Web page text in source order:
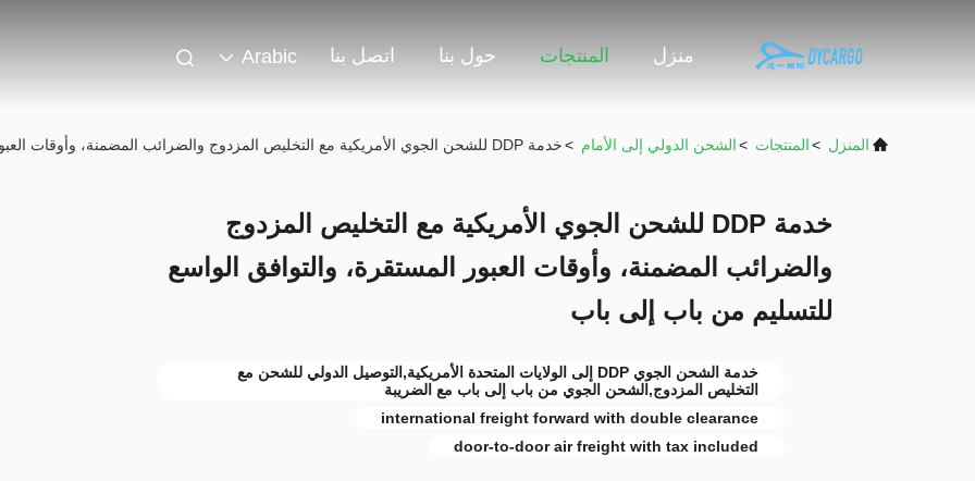
منزل المنتجات حول بنا اتصل بنا Arabic
المنزل >المنتجات >الشحن الدولي إلى الأمام >خدمة DDP للشحن الجوي الأمريكية مع التخليص المزدوج والضرائب المضمنة، وأوقات العبور المستقرة، والتوافق الواسع للتسليم من باب إلى باب
خدمة DDP للشحن الجوي الأمريكية مع التخليص المزدوج
والضرائب المضمنة، وأوقات العبور المستقرة، والتوافق الواسع
للتسليم من باب إلى باب
خدمة الشحن الجوي DDP إلى الولايات المتحدة الأمريكية,التوصيل الدولي للشحن مع
التخليص المزدوج,الشحن الجوي من باب إلى باب مع الضريبة
international freight forward with double clearance
door-to-door air freight with tax included